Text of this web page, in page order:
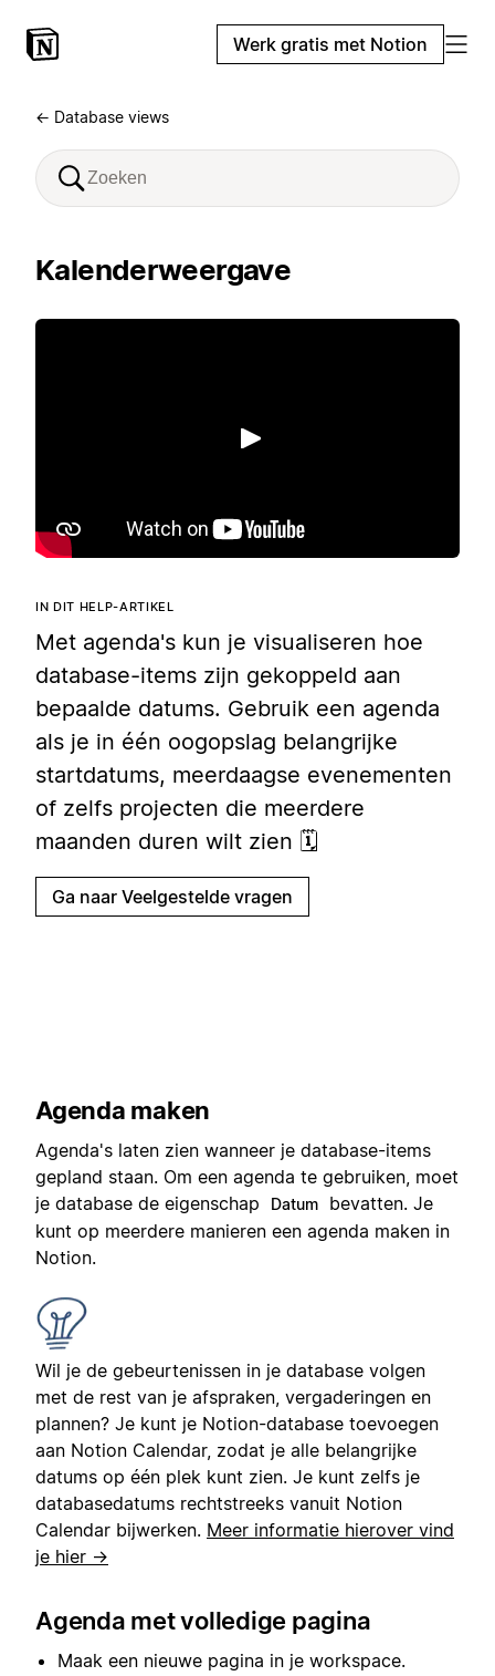
Werk gratis met Notion
← Database views
Kalenderweergave
Afspelen
IN DIT HELP-ARTIKEL
Met agenda's kun je visualiseren hoe
database-items zijn gekoppeld aan
bepaalde datums. Gebruik een agenda
als je in één oogopslag belangrijke
startdatums, meerdaagse evenementen
of zelfs projecten die meerdere
maanden duren wilt zien 🗓️
Ga naar Veelgestelde vragen
Agenda maken
Agenda's laten zien wanneer je database-items
gepland staan. Om een agenda te gebruiken, moet
je database de eigenschap
Datum
bevatten. Je
kunt op meerdere manieren een agenda maken in
Notion.
Wil je de gebeurtenissen in je database volgen
met de rest van je afspraken, vergaderingen en
plannen? Je kunt je Notion-database toevoegen
aan Notion Calendar, zodat je alle belangrijke
datums op één plek kunt zien. Je kunt zelfs je
databasedatums rechtstreeks vanuit Notion
Calendar bijwerken. Meer informatie hierover vind
je hier →
Agenda met volledige pagina
Maak een nieuwe pagina in je workspace.